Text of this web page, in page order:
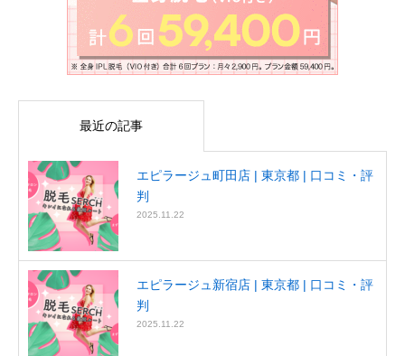
最近の記事
エピラージュ町田店 | 東京都 | 口コミ・評
判
2025.11.22
エピラージュ新宿店 | 東京都 | 口コミ・評
判
2025.11.22